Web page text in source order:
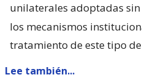
unilaterales adoptadas
los mecanismos
tratamiento de este tipo
Lee también...